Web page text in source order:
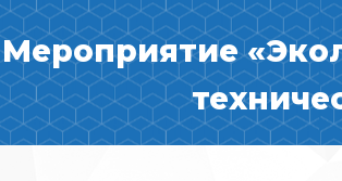
Мероприятие